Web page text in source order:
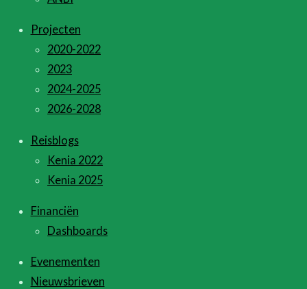
Projecten
2020-2022
2023
2024-2025
2026-2028
Reisblogs
Kenia 2022
Kenia 2025
Financiën
Dashboards
Evenementen
Nieuwsbrieven